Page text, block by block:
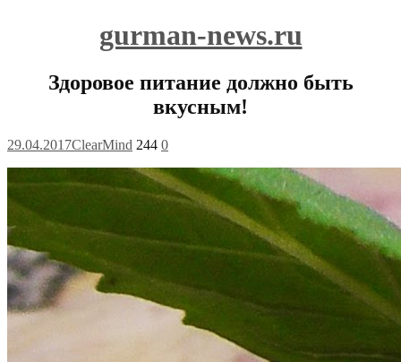
gurman-news.ru
Здоровое питание должно быть
вкусным!
29.04.2017ClearMind 244 0